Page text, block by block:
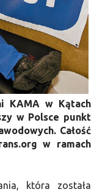
KAMA w Kątach
w Polsce punkt
Całość
w ramach
która została